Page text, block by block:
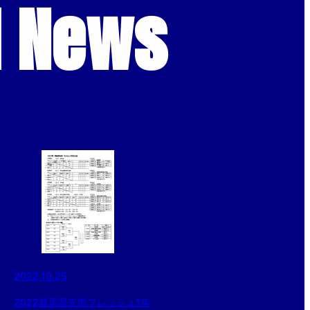
2022.10.25
2022群馬県支部フレッシュ1年